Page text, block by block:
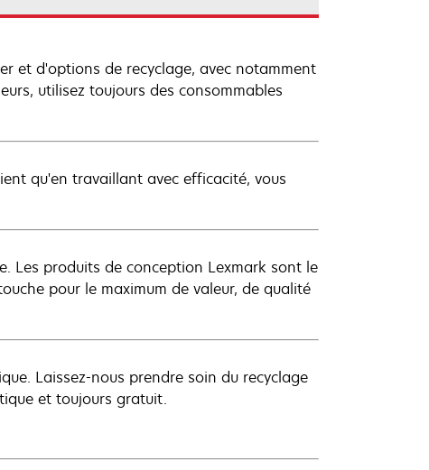
et d'options de recyclage, avec notamment
utilisez toujours des consommables
qu'en travaillant avec efficacité, vous
Les produits de conception Lexmark sont le
pour le maximum de valeur, de qualité
Laissez-nous prendre soin du recyclage
et toujours gratuit.